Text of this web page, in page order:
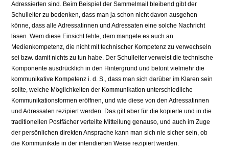
Adressierten sind. Beim Beispiel der Sammelmail bleibend gibt der
Schulleiter zu bedenken, dass man ja schon nicht davon ausgehen
könne, dass alle Adressatinnen und Adressaten eine solche Nachricht
läsen. Wem diese Einsicht fehle, dem mangele es auch an
Medienkompetenz, die nicht mit technischer Kompetenz zu verwechseln
sei bzw. damit nichts zu tun habe. Der Schulleiter verweist die technische
Komponente ausdrücklich in den Hintergrund und betont vielmehr die
kommunikative Kompetenz i. d. S., dass man sich darüber im Klaren sein
sollte, welche Möglichkeiten der Kommunikation unterschiedliche
Kommunikationsformen eröffnen, und wie diese von den Adressatinnen
und Adressaten rezipiert werden. Das gilt aber für die kopierte und in die
traditionellen Postfächer verteilte Mitteilung genauso, und auch im Zuge
der persönlichen direkten Ansprache kann man sich nie sicher sein, ob
die Kommunikate in der intendierten Weise rezipiert werden.